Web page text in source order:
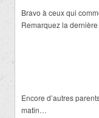
Bravo à ceux qui
Remarquez la
Encore d’autres
matin…